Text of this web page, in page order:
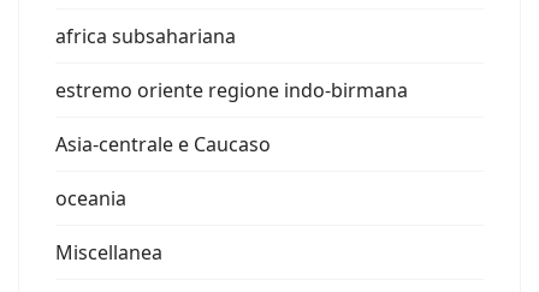
africa subsahariana
estremo oriente regione indo-birmana
Asia-centrale e Caucaso
oceania
Miscellanea